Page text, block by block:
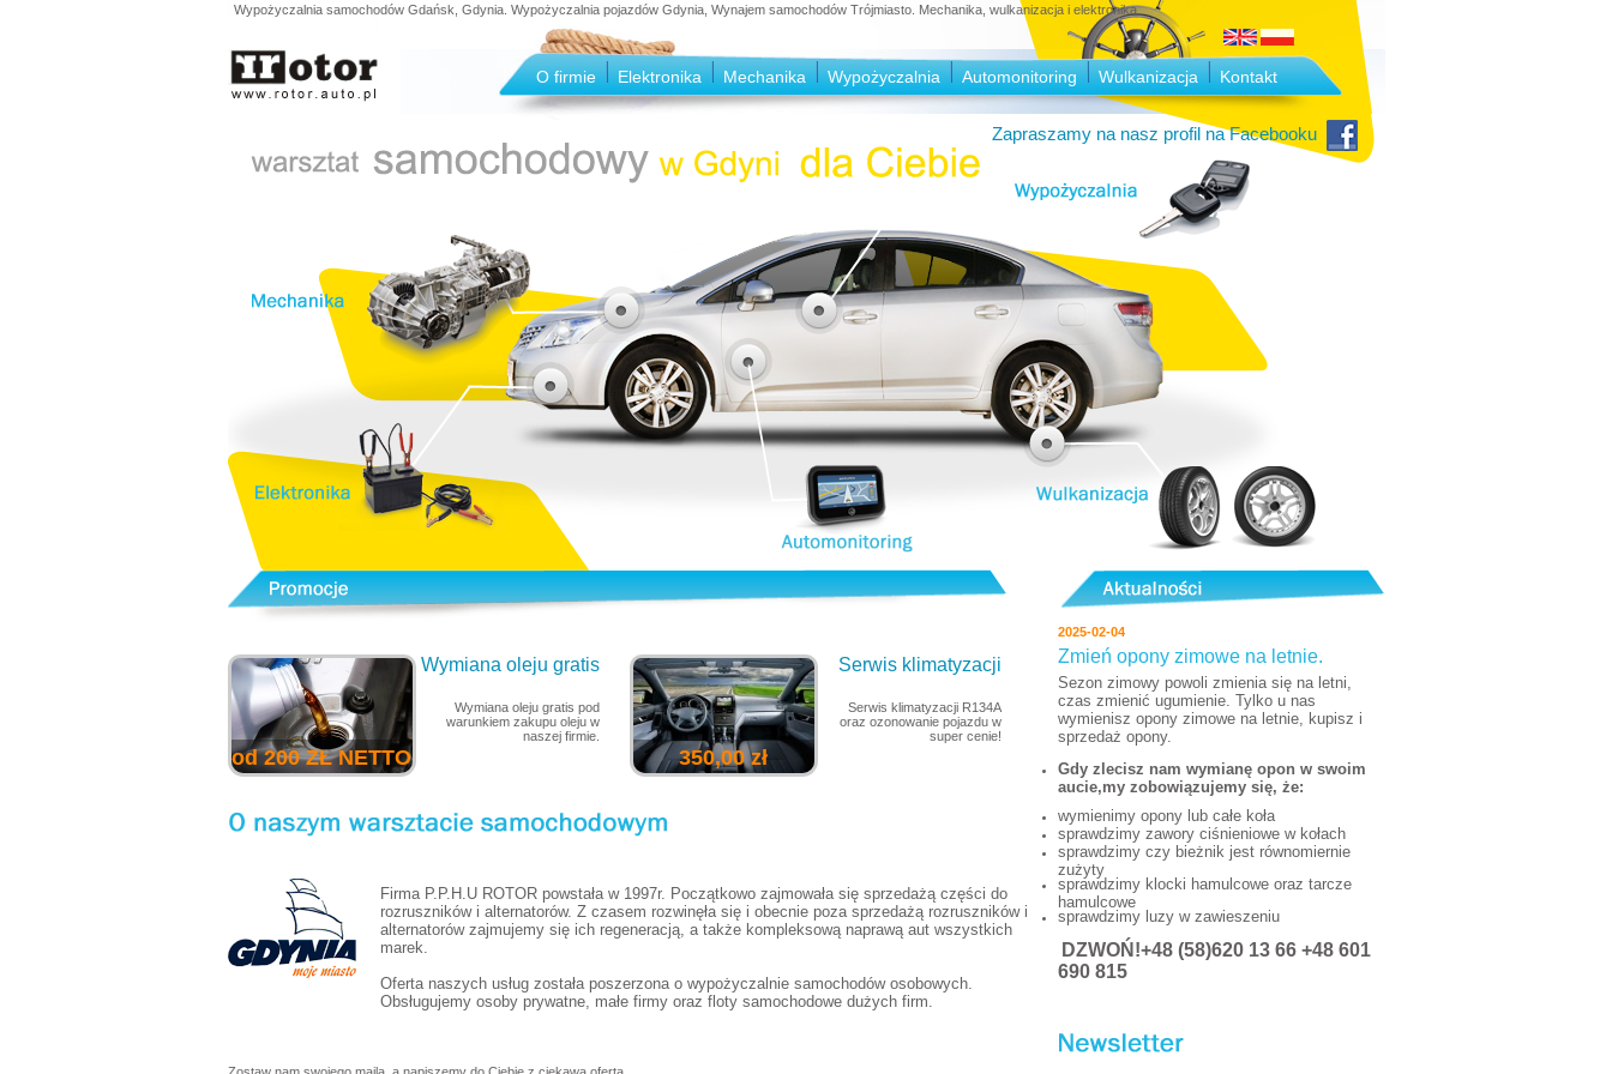
Wypożyczalnia samochodów Gdańsk, Gdynia. Wypożyczalnia pojazdów Gdynia, Wynajem samochodów Trójmiasto. Mechanika, wulkanizacja i elektronika.
O firmie Elektronika Mechanika Wypożyczalnia Automonitoring Wulkanizacja Kontakt
Zapraszamy na nasz profil na Facebooku
od 200 ZŁ NETTO
Wymiana oleju gratis
Wymiana oleju gratis pod
warunkiem zakupu oleju w
naszej firmie.
350,00 zł
Serwis klimatyzacji
Serwis klimatyzacji R134A
oraz ozonowanie pojazdu w
super cenie!
Firma P.P.H.U ROTOR powstała w 1997r. Początkowo zajmowała się sprzedażą części do
rozruszników i alternatorów. Z czasem rozwinęła się i obecnie poza sprzedażą rozruszników i
alternatorów zajmujemy się ich regeneracją, a także kompleksową naprawą aut wszystkich
marek.
Oferta naszych usług została poszerzona o wypożyczalnie samochodów osobowych.
Obsługujemy osoby prywatne, małe firmy oraz floty samochodowe dużych firm.
2025-02-04
Zmień opony zimowe na letnie.
Sezon zimowy powoli zmienia się na letni,
czas zmienić ugumienie. Tylko u nas
wymienisz opony zimowe na letnie, kupisz i
sprzedaż opony.
Gdy zlecisz nam wymianę opon w swoim
aucie,my zobowiązujemy się, że:
wymienimy opony lub całe koła
sprawdzimy zawory ciśnieniowe w kołach
sprawdzimy czy bieżnik jest równomiernie
zużyty
sprawdzimy klocki hamulcowe oraz tarcze
hamulcowe
sprawdzimy luzy w zawieszeniu
DZWOŃ !+48 (58)620 13 66 +48 601
690 815